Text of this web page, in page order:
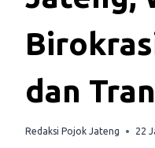
dan
Redaksi Pojok Jateng 22